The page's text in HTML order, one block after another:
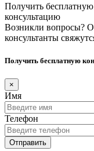
Получить бесплатную
консультацию
Возникли вопросы?
консультанты
Получить бесплатную
×
Имя
Телефон
Отправить